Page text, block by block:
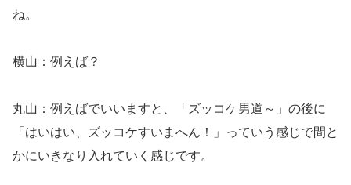
ね。
横山：例えば？
丸山：例えばでいいますと、「ズッコケ男道～」の後に
「はいはい、ズッコケすいまへん！」っていう感じで間と
かにいきなり入れていく感じです。